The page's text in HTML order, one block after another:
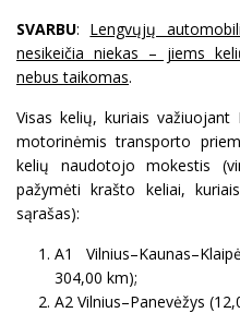
SVARBU: Lengvųjų
nesikeičia niekas – jiems
nebus taikomas.
Visas kelių, kuriais
motorinėmis transporto
kelių naudotojo mokestis
pažymėti krašto keliai,
sąrašas):
A1
304,00 km);
A2 Vilnius–Panevėžys